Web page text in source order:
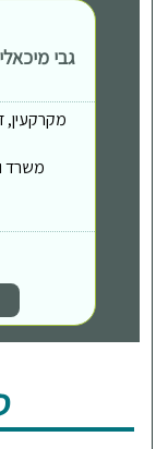
גבי
מקרקעין,
משרד